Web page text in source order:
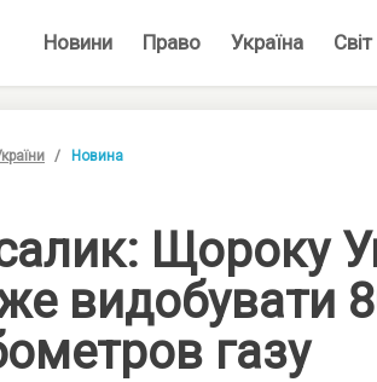
Новини Право Україна Світ
Новина
Щороку
видобувати
газу